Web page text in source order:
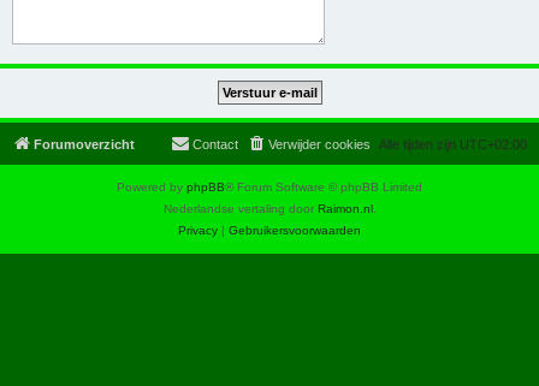
Forumoverzicht Alle tijden zijn UTC+02:00
Verwijder cookies
Contact
Powered by phpBB® Forum Software © phpBB Limited
Nederlandse vertaling door Raimon.nl.
Privacy | Gebruikersvoorwaarden